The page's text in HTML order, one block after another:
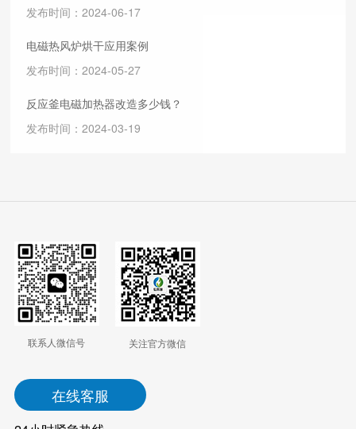
发布时间：2024-06-17
电磁热风炉烘干应用案例
发布时间：2024-05-27
反应釜电磁加热器改造多少钱？
发布时间：2024-03-19
联系人微信号 关注官方微信
在线客服